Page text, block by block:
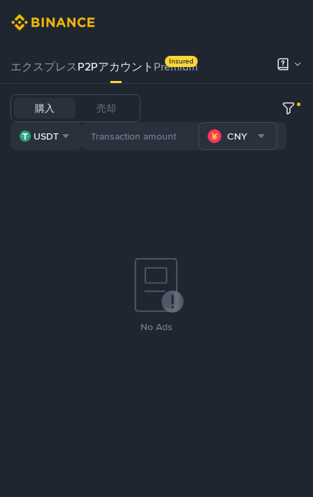
エクスプレスP2Pアカウント Premium
Insured
購入 売却
USDT CNY
No Ads